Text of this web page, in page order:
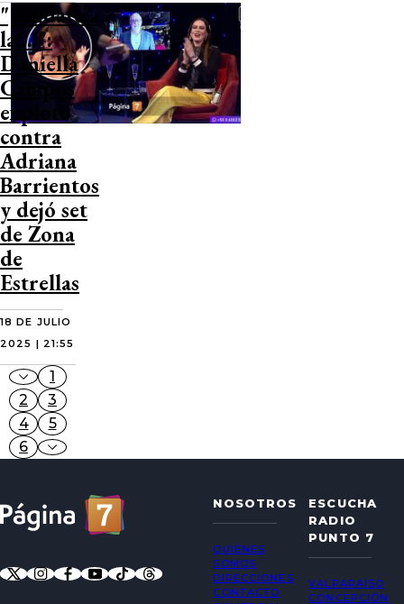
"¡Ándate a
la…!":
Daniella
Campos
explotó
contra
Adriana
Barrientos
y dejó set
de Zona
de
Estrellas
18 DE JULIO
2025 | 21:55
1
2
3
4
5
6
NOSOTROS
QUIÉNES
SOMOS
DIRECCIONES
CONTACTO
ESCUCHA
RADIO
PUNTO 7
VALPARAÍSO
CONCEPCIÓN